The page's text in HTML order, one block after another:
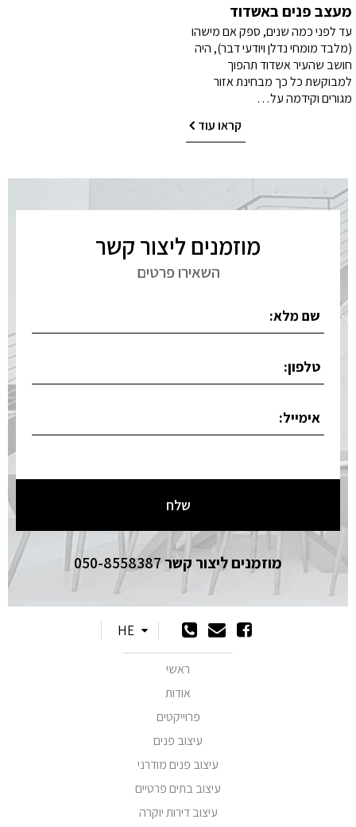
מעצב פנים באשדוד
עד לפני כמה שנים, ספק אם מישהו
(מלבד מומחי נדלן ויודעי דבר), היה
חושב שהעיר אשדוד תהפוך
למבוקשת כל כך מבחינת אזור
מגורים וקידמה על…
קראו עוד
מוזמנים ליצור קשר
השאירו פרטים
מוזמנים ליצור קשר050-8558387
HE
ראשי
אודות
פרוייקטים
עיצוב פנים
עיצוב פנים מודרני
עיצוב בתים פרטיים
עיצוב דירות יוקרה